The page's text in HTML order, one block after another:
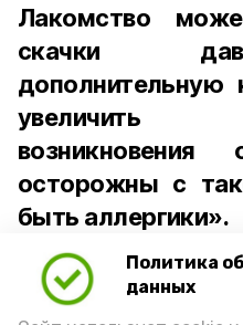
Политика
данных
Лакомство
скачки
дополнительную
увеличить
возникновения
осторожны с
быть аллергики».
Для взрослого
порцией икры